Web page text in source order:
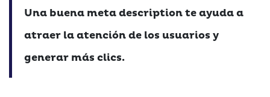
Una buena meta description te ayuda a
atraer la atención de los usuarios y
generar más clics.